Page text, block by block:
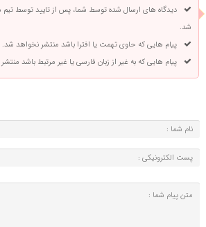
دیدگاه های ارسال شده توسط شما، پس از تایید توسط
شد.
پیام هایی که حاوی تهمت یا افترا باشد منتشر نخواهد شد.
پیام هایی که به غیر از زبان فارسی یا غیر مرتبط باشد